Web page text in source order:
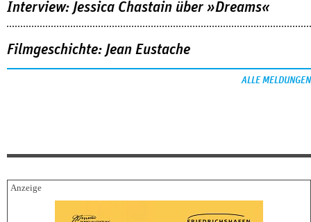
Interview: Jessica Chastain über »Dreams«
Filmgeschichte: Jean Eustache
ALLE MELDUNGEN